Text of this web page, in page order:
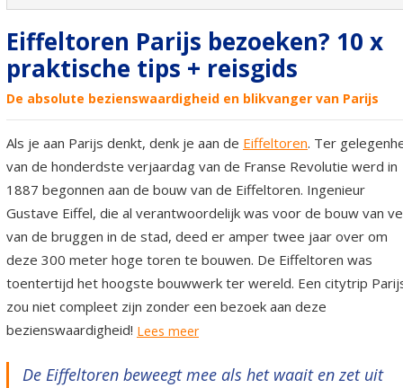
Eiffeltoren Parijs bezoeken? 10 x
praktische tips + reisgids
De absolute bezienswaardigheid en blikvanger van Parijs
Als je aan Parijs denkt, denk je aan de Eiffeltoren. Ter
van de honderdste verjaardag van de Franse Revolutie werd in
1887 begonnen aan de bouw van de Eiffeltoren. Ingenieur
Gustave Eiffel, die al verantwoordelijk was voor de bouw van
van de bruggen in de stad, deed er amper twee jaar over om
deze 300 meter hoge toren te bouwen. De Eiffeltoren was
toentertijd het hoogste bouwwerk ter wereld. Een citytrip
zou niet compleet zijn zonder een bezoek aan deze
bezienswaardigheid! Lees meer
De Eiffeltoren beweegt mee als het waait en zet uit